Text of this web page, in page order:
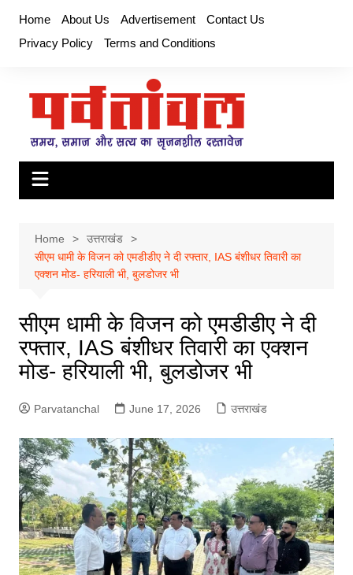
content
Home About Us Advertisement
Contact Us
Privacy Policy
Terms and Conditions
Home
उत्तराखंड
सीएम धामी के विजन को एमडीडीए ने दी रफ्तार, IAS बंशीधर तिवारी का
एक्शन मोड- हरियाली भी, बुलडोजर भी
सीएम धामी के विजन को एमडीडीए ने दी
रफ्तार, IAS बंशीधर तिवारी का एक्शन
मोड- हरियाली भी, बुलडोजर भी
Parvatanchal June 17, 2026 उत्तराखंड